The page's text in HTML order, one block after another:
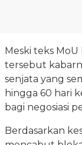
Meski teks
tersebut
senjata yang
hingga 60 hari
bagi negosiasi
Berdasarkan